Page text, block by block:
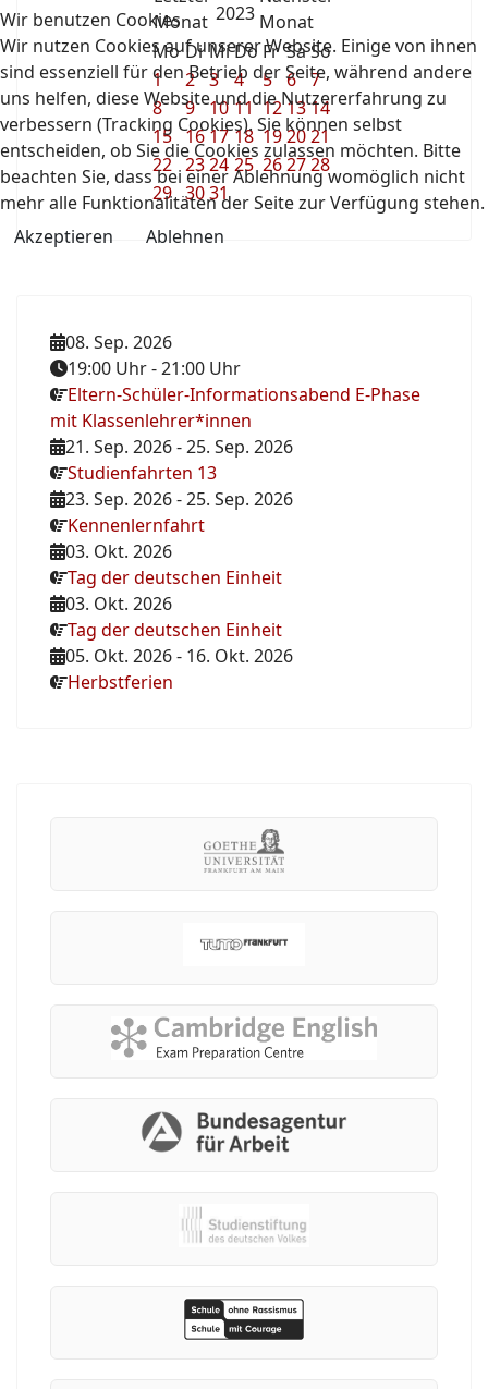
2023
Mo Di MiDo Fr SaSo
1
2 3 4 5 6 7
8
9 10 11 12 1314
15 16 17 18 192021
22 2324 25 262728
29 3031
08. Sep. 2026
19:00 Uhr-21:00 Uhr
Eltern-Schüler-Informationsabend E-Phase
mit Klassenlehrer*innen
21. Sep. 2026-25. Sep. 2026
Studienfahrten 13
23. Sep. 2026-25. Sep. 2026
Kennenlernfahrt
03. Okt. 2026
Tag der deutschen Einheit
03. Okt. 2026
Tag der deutschen Einheit
05. Okt. 2026- 16. Okt. 2026
Herbstferien
Wir benutzen Cookies
Wir nutzen Cookies auf unserer Website. Einige von ihnen
sind essenziell für den Betrieb der Seite, während andere
uns helfen, diese Website und die Nutzererfahrung zu
verbessern (Tracking Cookies). Sie können selbst
entscheiden, ob Sie die Cookies zulassen möchten. Bitte
beachten Sie, dass bei einer Ablehnung womöglich nicht
mehr alle Funktionalitäten der Seite zur Verfügung stehen.
Akzeptieren
Ablehnen